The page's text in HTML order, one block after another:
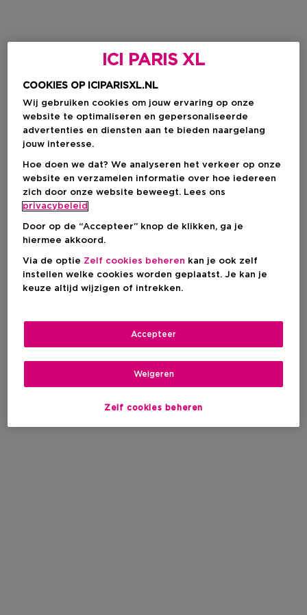
ICI PARIS XL
COOKIES OP ICIPARISXL.NL
Wij gebruiken cookies om jouw ervaring op onze
website te optimaliseren en gepersonaliseerde
advertenties en diensten aan te bieden naargelang
jouw interesse.
Hoe doen we dat? We analyseren het verkeer op onze
website en verzamelen informatie over hoe iedereen
zich door onze website beweegt. Lees ons
privacybeleid
Door op de “Accepteer” knop de klikken, ga je
hiermee akkoord.
Via de optie Zelf cookies beheren kan je ook zelf
instellen welke cookies worden geplaatst. Je kan je
keuze altijd wijzigen of intrekken.
Zelf cookies beheren
Weigeren
Accepteer